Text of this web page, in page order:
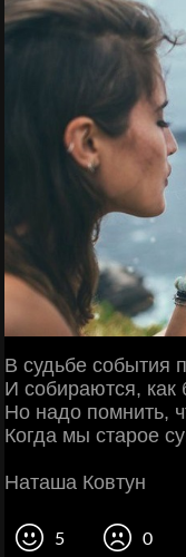
В судьбе события
И собираются, как
Но надо помнить,
Когда мы старое
Наташа Ковтун
5 0